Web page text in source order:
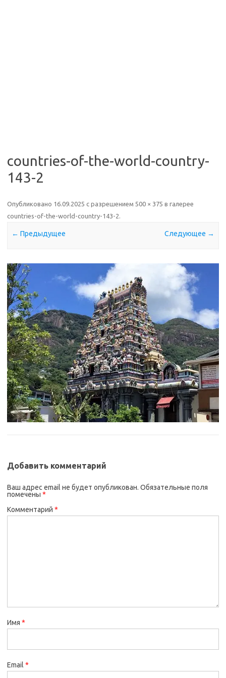
countries-of-the-world-country-
143-2
Опубликовано 16.09.2025 с разрешением 500 × 375 в галерее
countries-of-the-world-country-143-2.
← Предыдущее Следующее →
Добавить комментарий
Ваш адрес email не будет опубликован. Обязательные поля
помечены *
Комментарий *
Имя *
Email *